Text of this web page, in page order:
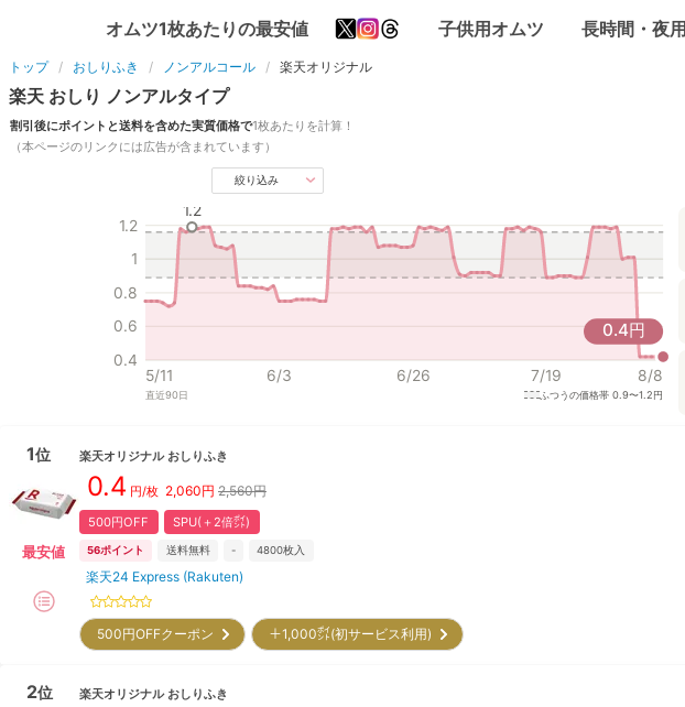
オムツ1枚あたりの最安値 子供用オムツ 長時間・夜用
トップ おしりふき ノンアルコール 楽天オリジナル
楽天 おしり ノンアルタイプ
割引後にポイントと送料を含めた実質価格で1枚あたりを計算！
（本ページのリンクには広告が含まれています）
絞り込み
0.4
0.6
0.8
1
1.2
5/11 6/3 6/26 7/19 8/8
1.2
0.4円
直近90日 ふつうの価格帯0.9〜1.2円
1位
最安値
楽天オリジナル おしりふき
0.4 円/枚 2,060円 2,560円
500円OFF SPU(＋2倍㌽)
56ポイント 送料無料 - 4800枚入
楽天24 Express (Rakuten)
500円OFFクーポン ＋1,000㌽(初サービス利用)
2位 楽天オリジナル おしりふき